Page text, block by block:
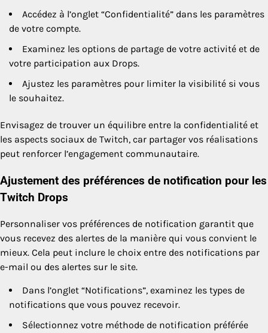
Accédez à l’onglet “Confidentialité” dans les paramètres
de votre compte.
Examinez les options de partage de votre activité et de
votre participation aux Drops.
Ajustez les paramètres pour limiter la visibilité si vous
le souhaitez.
Envisagez de trouver un équilibre entre la confidentialité et
les aspects sociaux de Twitch, car partager vos réalisations
peut renforcer l’engagement communautaire.
Ajustement des préférences de notification pour les
Twitch Drops
Personnaliser vos préférences de notification garantit que
vous recevez des alertes de la manière qui vous convient le
mieux. Cela peut inclure le choix entre des notifications par
e-mail ou des alertes sur le site.
Dans l’onglet “Notifications”, examinez les types de
notifications que vous pouvez recevoir.
Sélectionnez votre méthode de notification préférée